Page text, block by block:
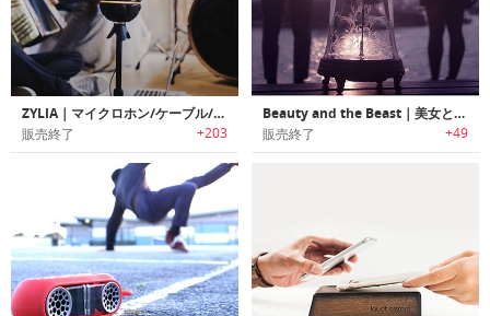
ZYLIA｜マイクロホン/ケーブル/ミキサーを1つのコンパクトなデバイスに集約したポータブルレコーディングスタジオ「ジリア」
販売終了 +203
Beauty and the Beast｜美女と野獣をモチーフにデザインされたBluetoothスピーカー
販売終了 +49